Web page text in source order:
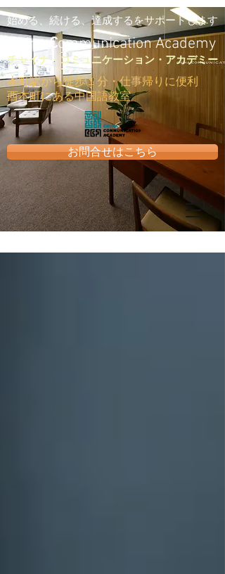
始める、続ける、達成するをサポートします
hinaCommunication Academy
​チャイナ・コミュニケーション・アカデミー
​本町駅から徒歩１分・仕事帰りに便利
西本町にある中国語教室
お問合せはこちら